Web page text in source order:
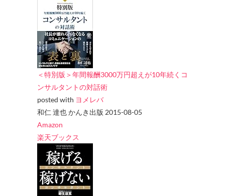
＜特別版＞年間報酬3000万円超えが10年続くコ
ンサルタントの対話術
posted with ヨメレバ
和仁 達也 かんき出版 2015-08-05
Amazon
楽天ブックス